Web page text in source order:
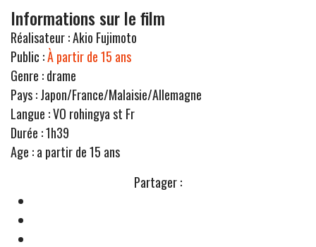
Informations sur le film
Réalisateur :Akio Fujimoto
Public :À partir de 15 ans
Genre :drame
Pays :Japon/France/Malaisie/Allemagne
Langue :VO rohingya st Fr
Durée :1h39
Age :a partir de 15 ans
Partager :